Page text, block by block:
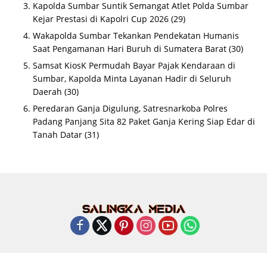
Kapolda Sumbar Suntik Semangat Atlet Polda Sumbar
Kejar Prestasi di Kapolri Cup 2026 (29)
Wakapolda Sumbar Tekankan Pendekatan Humanis
Saat Pengamanan Hari Buruh di Sumatera Barat (30)
Samsat KiosK Permudah Bayar Pajak Kendaraan di
Sumbar, Kapolda Minta Layanan Hadir di Seluruh
Daerah (30)
Peredaran Ganja Digulung, Satresnarkoba Polres
Padang Panjang Sita 82 Paket Ganja Kering Siap Edar di
Tanah Datar (31)